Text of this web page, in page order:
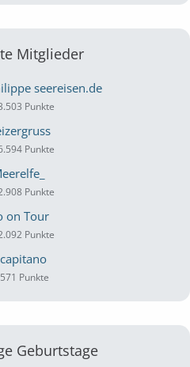
Mitglieder
seereisen.de
Punkte
Punkte
Punkte
on Tour
Punkte
Punkte
Geburtstage